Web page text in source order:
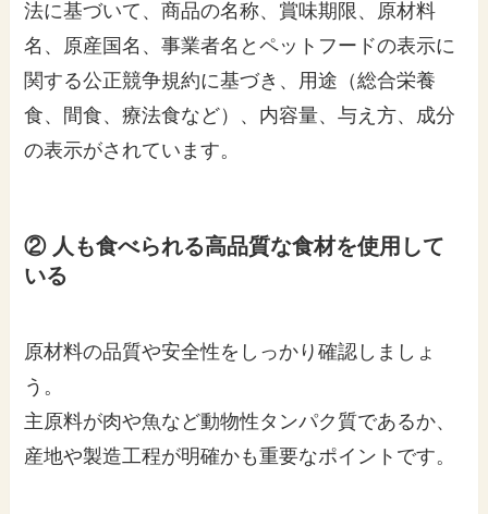
法に基づいて、商品の名称、賞味期限、原材料
名、原産国名、事業者名とペットフードの表示に
関する公正競争規約に基づき、用途（総合栄養
食、間食、療法食など）、内容量、与え方、成分
の表示がされています。
② 人も食べられる高品質な食材を使用して
いる
原材料の品質や安全性をしっかり確認しましょ
う。
主原料が肉や魚など動物性タンパク質であるか、
産地や製造工程が明確かも重要なポイントです。